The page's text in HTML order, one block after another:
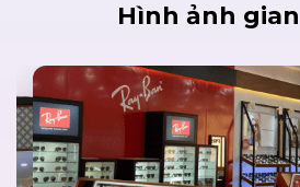
Hình ảnh